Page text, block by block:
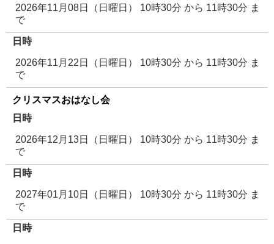
2026年11月08日（日曜日） 10時30分 から 11時30分 ま
で
日時
2026年11月22日（日曜日） 10時30分 から 11時30分 ま
で
クリスマスおはなし会
日時
2026年12月13日（日曜日） 10時30分 から 11時30分 ま
で
日時
2027年01月10日（日曜日） 10時30分 から 11時30分 ま
で
日時